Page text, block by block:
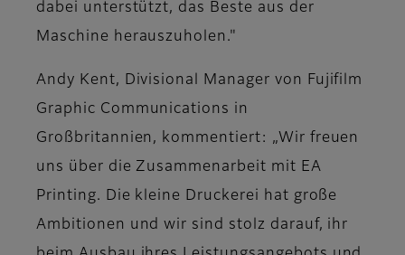
dabei unterstützt, das Beste aus der
Maschine herauszuholen."
Andy Kent, Divisional Manager von Fujifilm
Graphic Communications in
Großbritannien, kommentiert: „Wir freuen
uns über die Zusammenarbeit mit EA
Printing. Die kleine Druckerei hat große
Ambitionen und wir sind stolz darauf, ihr